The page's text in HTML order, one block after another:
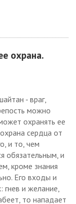
охрана.
- враг,
можно
охранять ее
сердца от
и то, чем
обязательным, и
кроме знания
Его входы и
гнев и желание,
то нападает